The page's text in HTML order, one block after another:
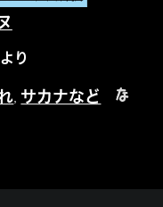
より
サカナなど
な